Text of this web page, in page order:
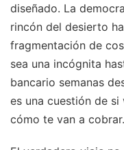
diseñado. La
rincón del desierto
fragmentación de
sea una incógnita
bancario semanas
es una cuestión de
cómo te van a cobrar.